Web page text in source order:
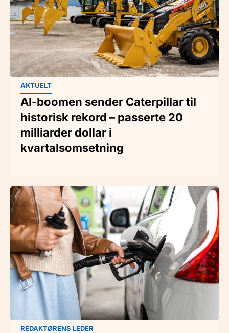
AKTUELT
AI-boomen sender Caterpillar til
historisk rekord – passerte 20
milliarder dollar i
kvartalsomsetning
REDAKTØRENS LEDER